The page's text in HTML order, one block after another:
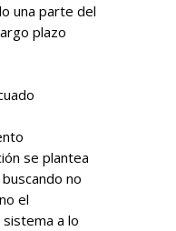
una parte del
plazo
se plantea
no
el
a lo